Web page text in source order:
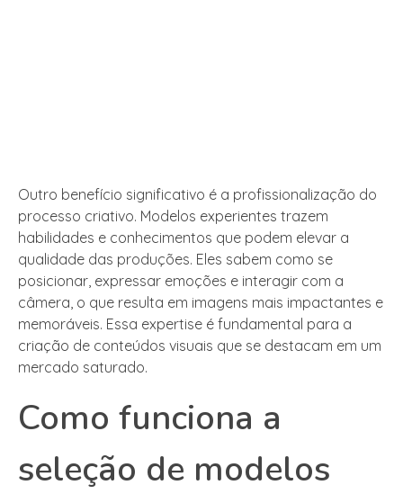
Outro benefício significativo é a profissionalização do
processo criativo. Modelos experientes trazem
habilidades e conhecimentos que podem elevar a
qualidade das produções. Eles sabem como se
posicionar, expressar emoções e interagir com a
câmera, o que resulta em imagens mais impactantes e
memoráveis. Essa expertise é fundamental para a
criação de conteúdos visuais que se destacam em um
mercado saturado.
Como funciona a
seleção de modelos